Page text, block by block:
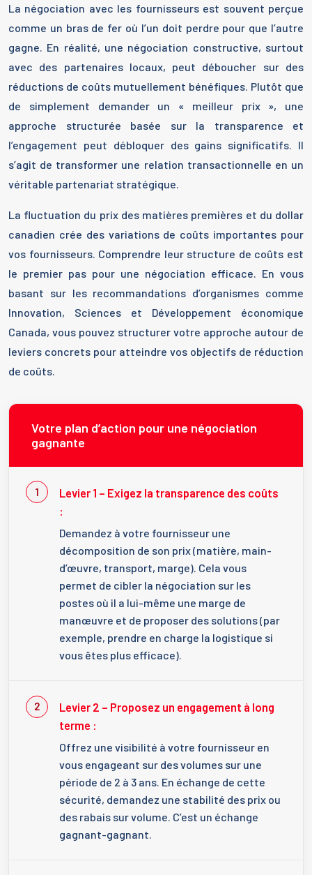
La négociation avec les fournisseurs est souvent perçue
comme un bras de fer où l’un doit perdre pour que l’autre
gagne. En réalité, une négociation constructive, surtout
avec des partenaires locaux, peut déboucher sur des
réductions de coûts mutuellement bénéfiques. Plutôt que
de simplement demander un « meilleur prix », une
approche structurée basée sur la transparence et
l’engagement peut débloquer des gains significatifs. Il
s’agit de transformer une relation transactionnelle en un
véritable partenariat stratégique.
La fluctuation du prix des matières premières et du dollar
canadien crée des variations de coûts importantes pour
vos fournisseurs. Comprendre leur structure de coûts est
le premier pas pour une négociation efficace. En vous
basant sur les recommandations d’organismes comme
Innovation, Sciences et Développement économique
Canada, vous pouvez structurer votre approche autour de
leviers concrets pour atteindre vos objectifs de réduction
de coûts.
Votre plan d’action pour une négociation
gagnante
Levier 1 – Exigez la transparence des coûts
:
Demandez à votre fournisseur une
décomposition de son prix (matière, main-
d’œuvre, transport, marge). Cela vous
permet de cibler la négociation sur les
postes où il a lui-même une marge de
manœuvre et de proposer des solutions (par
exemple, prendre en charge la logistique si
vous êtes plus efficace).
Levier 2 – Proposez un engagement à long
terme :
Offrez une visibilité à votre fournisseur en
vous engageant sur des volumes sur une
période de 2 à 3 ans. En échange de cette
sécurité, demandez une stabilité des prix ou
des rabais sur volume. C’est un échange
gagnant-gagnant.